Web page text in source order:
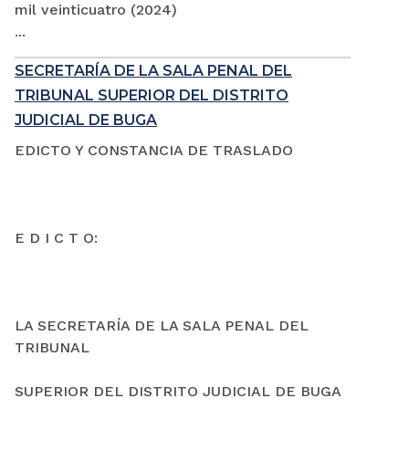
mil veinticuatro (2024)
...
SECRETARÍA DE LA SALA PENAL DEL
TRIBUNAL SUPERIOR DEL DISTRITO
JUDICIAL DE BUGA
EDICTO Y CONSTANCIA DE TRASLADO
E D I C T O:
LA SECRETARÍA DE LA SALA PENAL DEL
TRIBUNAL
SUPERIOR DEL DISTRITO JUDICIAL DE BUGA